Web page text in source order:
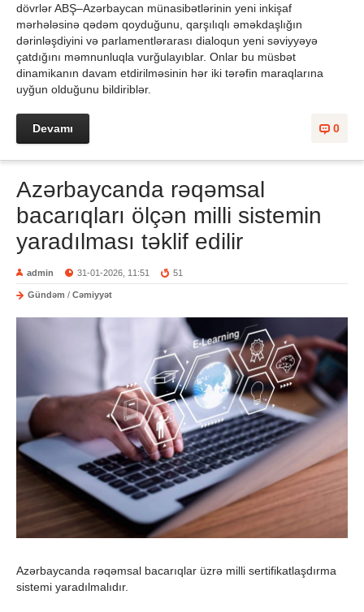
dövrlər ABŞ–Azərbaycan münasibətlərinin yeni inkişaf
mərhələsinə qədəm qoyduğunu, qarşılıqlı əməkdaşlığın
dərinləşdiyini və parlamentlərarası dialoqun yeni səviyyəyə
çatdığını məmnunluqla vurğulayıblar. Onlar bu müsbət
dinamikanın davam etdirilməsinin hər iki tərəfin maraqlarına
uyğun olduğunu bildiriblər.
0
Devamı
Azərbaycanda rəqəmsal
bacarıqları ölçən milli sistemin
yaradılması təklif edilir
admin 31-01-2026, 11:51 51
Gündəm / Cəmiyyət
Azərbaycanda rəqəmsal bacarıqlar üzrə milli sertifikatlaşdırma
sistemi yaradılmalıdır.